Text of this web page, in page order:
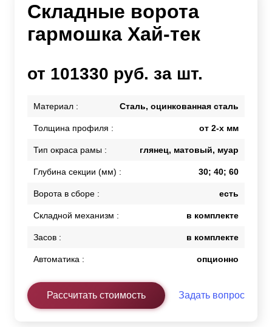
Складные ворота
гармошка Хай-тек
от 101330 руб. за шт.
Материал : Сталь, оцинкованная сталь
Толщина профиля : от 2-х мм
Тип окраса рамы : глянец, матовый, муар
Глубина секции (мм) : 30; 40; 60
Ворота в сборе : есть
Складной механизм : в комплекте
Засов : в комплекте
Автоматика : опционно
Рассчитать стоимость Задать вопрос